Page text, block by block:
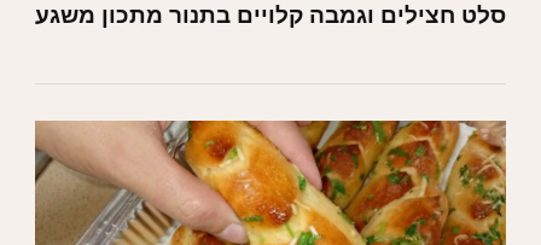
סלט חצילים וגמבה קלויים בתנור מתכון משגע